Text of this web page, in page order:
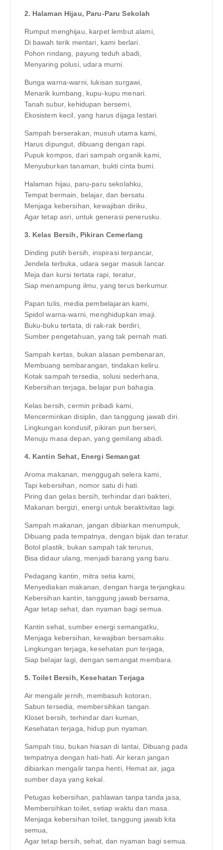
2. Halaman Hijau, Paru-Paru Sekolah
Rumput menghijau, karpet lembut alami,
Di bawah terik mentari, kami berlari.
Pohon rindang, payung teduh abadi,
Menyaring polusi, udara murni.
Bunga warna-warni, lukisan surgawi,
Menarik kumbang, kupu-kupu menari.
Tanah subur, kehidupan bersemi,
Ekosistem kecil, yang harus dijaga lestari.
Sampah berserakan, musuh utama kami,
Harus dipungut, dibuang dengan rapi.
Pupuk kompos, dari sampah organik kami,
Menyuburkan tanaman, bukti cinta bumi.
Halaman hijau, paru-paru sekolahku,
Tempat bermain, belajar, dan bersatu.
Menjaga kebersihan, kewajiban diriku,
Agar tetap asri, untuk generasi penerusku.
3. Kelas Bersih, Pikiran Cemerlang
Dinding putih bersih, inspirasi terpancar,
Jendela terbuka, udara segar masuk lancar.
Meja dan kursi tertata rapi, teratur,
Siap menampung ilmu, yang terus berkumur.
Papan tulis, media pembelajaran kami,
Spidol warna-warni, menghidupkan imaji.
Buku-buku tertata, di rak-rak berdiri,
Sumber pengetahuan, yang tak pernah mati.
Sampah kertas, bukan alasan pembenaran,
Membuang sembarangan, tindakan keliru.
Kotak sampah tersedia, solusi sederhana,
Kebersihan terjaga, belajar pun bahagia.
Kelas bersih, cermin pribadi kami,
Mencerminkan disiplin, dan tanggung jawab diri.
Lingkungan kondusif, pikiran pun berseri,
Menuju masa depan, yang gemilang abadi.
4. Kantin Sehat, Energi Semangat
Aroma makanan, menggugah selera kami,
Tapi kebersihan, nomor satu di hati.
Piring dan gelas bersih, terhindar dari bakteri,
Makanan bergizi, energi untuk beraktivitas lagi.
Sampah makanan, jangan dibiarkan menumpuk,
Dibuang pada tempatnya, dengan bijak dan teratur.
Botol plastik, bukan sampah tak terurus,
Bisa didaur ulang, menjadi barang yang baru.
Pedagang kantin, mitra setia kami,
Menyediakan makanan, dengan harga terjangkau.
Kebersihan kantin, tanggung jawab bersama,
Agar tetap sehat, dan nyaman bagi semua.
Kantin sehat, sumber energi semangatku,
Menjaga kebersihan, kewajiban bersamaku.
Lingkungan terjaga, kesehatan pun terjaga,
Siap belajar lagi, dengan semangat membara.
5. Toilet Bersih, Kesehatan Terjaga
Air mengalir jernih, membasuh kotoran,
Sabun tersedia, membersihkan tangan.
Kloset bersih, terhindar dari kuman,
Kesehatan terjaga, hidup pun nyaman.
Sampah tisu, bukan hiasan di lantai, Dibuang pada
tempatnya dengan hati-hati. Air keran jangan
dibiarkan mengalir tanpa henti, Hemat air, jaga
sumber daya yang kekal.
Petugas kebersihan, pahlawan tanpa tanda jasa,
Membersihkan toilet, setiap waktu dan masa.
Menjaga kebersihan toilet, tanggung jawab kita
semua,
Agar tetap bersih, sehat, dan nyaman bagi semua.